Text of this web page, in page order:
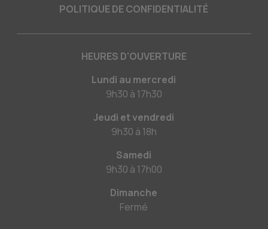
POLITIQUE DE CONFIDENTIALITÉ
HEURES D'OUVERTURE
Lundi au mercredi
9h30 à 17h30
Jeudi et vendredi
9h30 à 18h
Samedi
9h30 à 17h00
Dimanche
Fermé